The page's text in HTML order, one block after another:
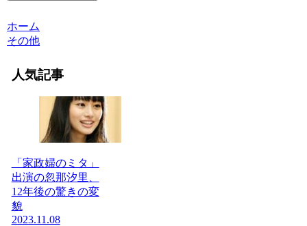
ホーム
その他
人気記事
「家政婦のミタ」
出演の忽那汐里、
12年後の驚きの変
貌
2023.11.08